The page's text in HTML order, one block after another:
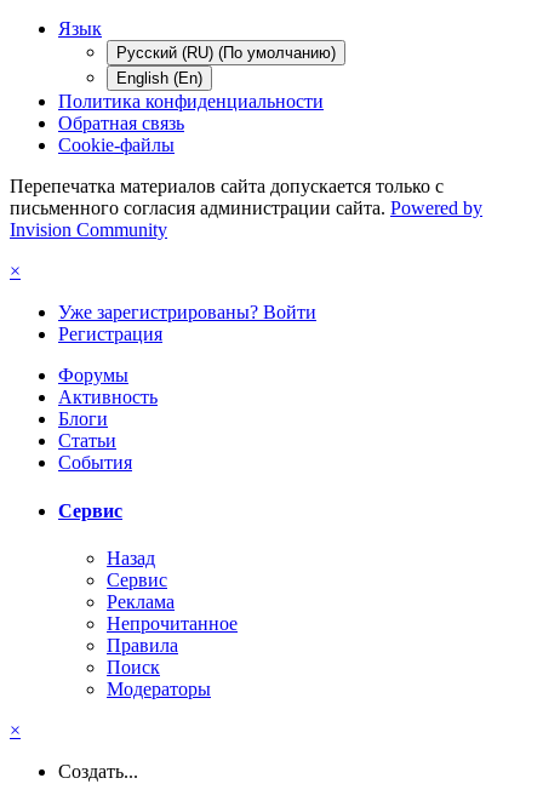
Язык
Русский (RU) (По умолчанию)
English (En)
Политика конфиденциальности
Обратная связь
Cookie-файлы
Перепечатка материалов сайта допускается только с
письменного согласия администрации сайта. Powered by
Invision Community
×
Уже зарегистрированы? Войти
Регистрация
Форумы
Активность
Блоги
Статьи
События
Сервис
Назад
Сервис
Реклама
Непрочитанное
Правила
Поиск
Модераторы
×
Создать...